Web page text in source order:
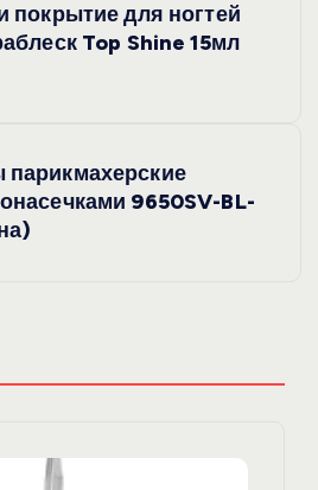
покрытие для ногтей
Top Shine 15мл
9650SV-BL-